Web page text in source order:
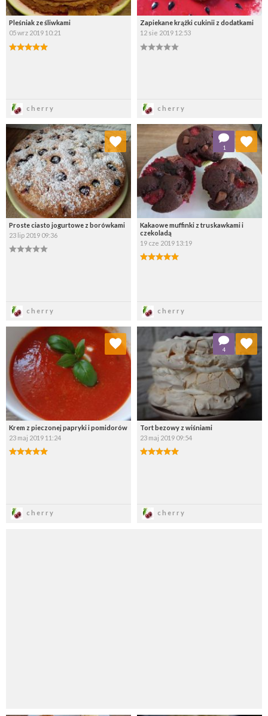
Pleśniak ze śliwkami
05 wrz 2019 10:21
cherry
Zapiekane krążki cukinii z dodatkami
12 sie 2019 12:53
cherry
Proste ciasto jogurtowe z borówkami
23 lip 2019 09:36
cherry
Dodaj do ulubionych
Wybierz listę:
Kakaowe muffinki z truskawkami i
czekoladą
19 cze 2019 13:19
cherry
1
Dodaj do ulubionych
Wybierz listę:
Krem z pieczonej papryki i pomidorów
23 maj 2019 11:24
cherry
Dodaj do ulubionych
Wybierz listę:
Tort bezowy z wiśniami
23 maj 2019 09:54
cherry
4
Dodaj do ulubionych
Wybierz listę: